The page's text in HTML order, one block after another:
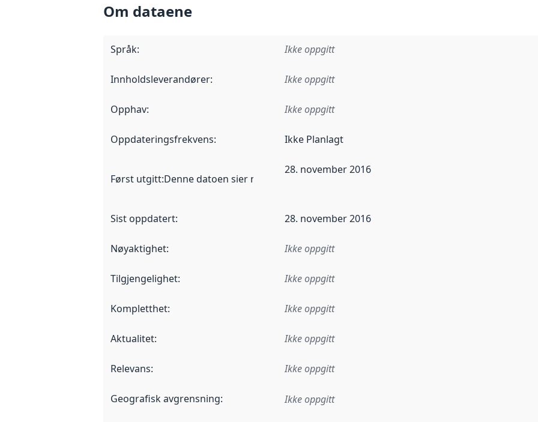
Om dataene
Språk: Ikke oppgitt
Innholdsleverandører: Ikke oppgitt
Opphav: Ikke oppgitt
Oppdateringsfrekvens: Ikke Planlagt
Først utgitt:Denne datoen sier når dataene i dette datasettet første gang ble utgitt. Det kan
28. november 2016
Sist oppdatert: 28. november 2016
Nøyaktighet: Ikke oppgitt
Tilgjengelighet: Ikke oppgitt
Kompletthet: Ikke oppgitt
Aktualitet: Ikke oppgitt
Relevans: Ikke oppgitt
Geografisk avgrensning: Ikke oppgitt